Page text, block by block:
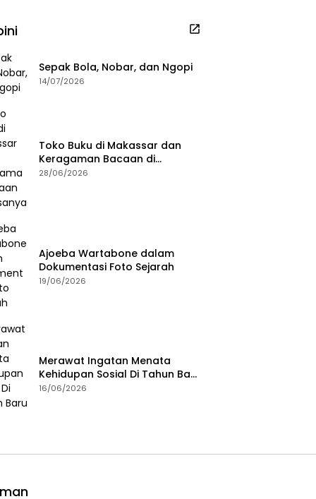
Sepak Bola, Nobar, dan Ngopi
14/07/2026
Toko Buku di Makassar dan
Keragaman Bacaan di
Masanya
28/06/2026
Ajoeba Wartabone dalam
Dokumentasi Foto Sejarah
19/06/2026
Merawat Ingatan Menata
Kehidupan Sosial Di Tahun Baru
Islam
16/06/2026